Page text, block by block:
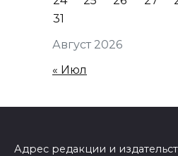
Август 2026
31
« Июл
Адрес редакции и